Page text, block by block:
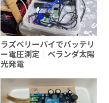
ラズベリーパイでバッテリ
ー電圧測定｜ベランダ太陽
光発電